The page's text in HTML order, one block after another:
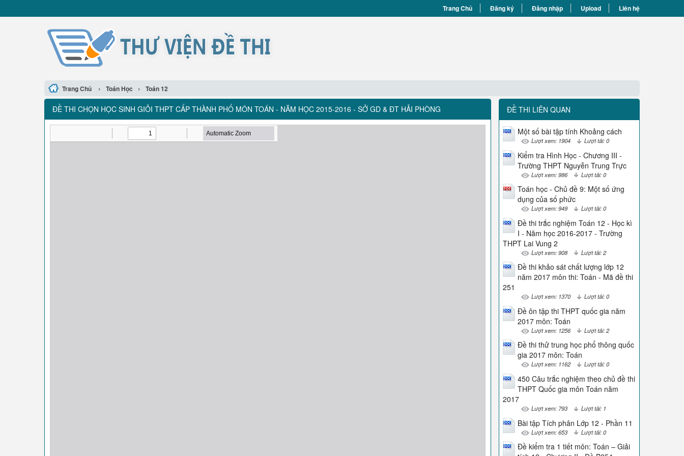
Trang Chủ Đăng ký Đăng nhập Upload Liên hệ
Trang Chủ › Toán Học › Toán 12
ĐỀ THI CHỌN HỌC SINH GIỎI THPT CẤP THÀNH PHỐ MÔN TOÁN - NĂM HỌC 2015-2016 - SỞ GD & ĐT HẢI PHÒNG ĐỀ THI LIÊN QUAN
Một số bài tập tính Khoảng cách
Lượt xem: 1904 Lượt tải: 0
Kiểm tra Hình Học - Chương III -
Trường THPT Nguyễn Trung Trực
Lượt xem: 986 Lượt tải: 0
Toán học - Chủ đề 9: Một số ứng
dụng của số phức
Lượt xem: 949 Lượt tải: 0
Đề thi trắc nghiệm Toán 12 - Học kì
I - Năm học 2016-2017 - Trường
THPT Lai Vung 2
Lượt xem: 908 Lượt tải: 2
Đề thi khảo sát chất lượng lớp 12
năm 2017 môn thi: Toán - Mã đề thi
251
Lượt xem: 1370 Lượt tải: 0
Đề ôn tập thi THPT quốc gia năm
2017 môn: Toán
Lượt xem: 1256 Lượt tải: 2
Đề thi thử trung học phổ thông quốc
gia 2017 môn: Toán
Lượt xem: 1162 Lượt tải: 0
450 Câu trắc nghiệm theo chủ đề thi
THPT Quốc gia môn Toán năm
2017
Lượt xem: 793 Lượt tải: 1
Bài tập Tích phân Lớp 12 - Phần 11
Lượt xem: 653 Lượt tải: 0
Đề kiểm tra 1 tiết môn: Toán – Giải